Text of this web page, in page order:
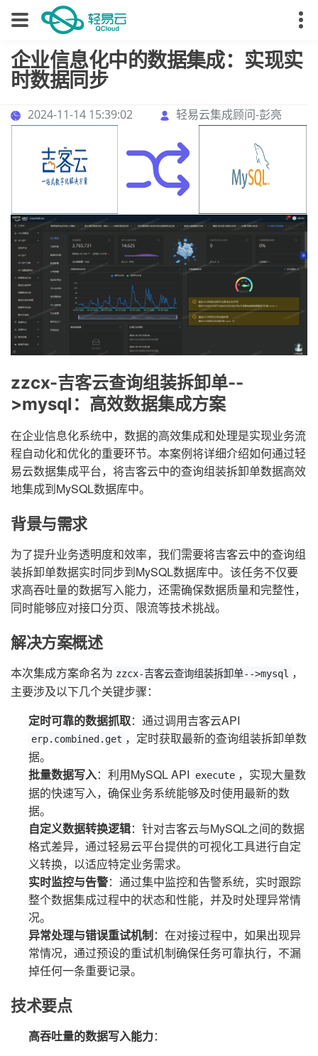
企业信息化中的数据集成：实现实
时数据同步
2024-11-14 15:39:02 轻易云集成顾问-彭亮
zzcx-吉客云查询组装拆卸单--
>mysql：高效数据集成方案
在企业信息化系统中，数据的高效集成和处理是实现业务流
程自动化和优化的重要环节。本案例将详细介绍如何通过轻
易云数据集成平台，将吉客云中的查询组装拆卸单数据高效
地集成到MySQL数据库中。
背景与需求
为了提升业务透明度和效率，我们需要将吉客云中的查询组
装拆卸单数据实时同步到MySQL数据库中。该任务不仅要
求高吞吐量的数据写入能力，还需确保数据质量和完整性，
同时能够应对接口分页、限流等技术挑战。
解决方案概述
本次集成方案命名为 zzcx-吉客云查询组装拆卸单-->mysql ，
主要涉及以下几个关键步骤：
定时可靠的数据抓取：通过调用吉客云API
erp.combined.get ，定时获取最新的查询组装拆卸单数
据。
批量数据写入：利用MySQL API execute ，实现大量数
据的快速写入，确保业务系统能够及时使用最新的数
据。
自定义数据转换逻辑：针对吉客云与MySQL之间的数据
格式差异，通过轻易云平台提供的可视化工具进行自定
义转换，以适应特定业务需求。
实时监控与告警：通过集中监控和告警系统，实时跟踪
整个数据集成过程中的状态和性能，并及时处理异常情
况。
异常处理与错误重试机制：在对接过程中，如果出现异
常情况，通过预设的重试机制确保任务可靠执行，不漏
掉任何一条重要记录。
技术要点
高吞吐量的数据写入能力：